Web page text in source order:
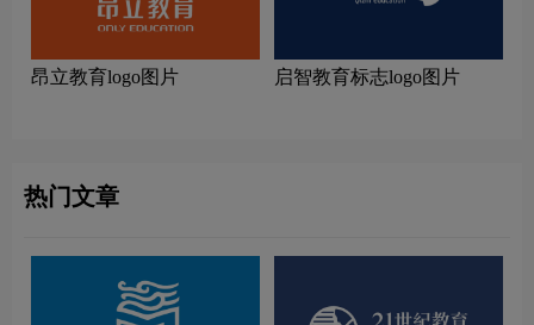
昂立教育logo图片 启智教育标志logo图片
热门文章